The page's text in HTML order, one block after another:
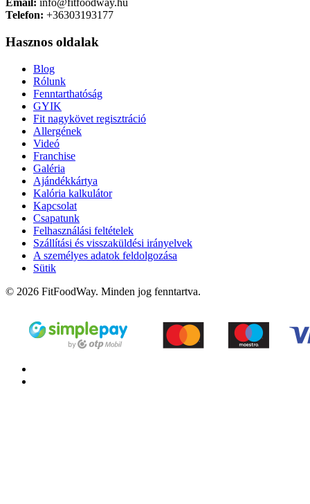
Email: info@fitfoodway.hu
Telefon: +36303193177
Hasznos oldalak
Blog
Rólunk
Fenntarthatóság
GYIK
Fit nagykövet regisztráció
Allergének
Videó
Franchise
Galéria
Ajándékkártya
Kalória kalkulátor
Kapcsolat
Csapatunk
Felhasználási feltételek
Szállítási és visszaküldési irányelvek
A személyes adatok feldolgozása
Sütik
© 2026 FitFoodWay. Minden jog fenntartva.